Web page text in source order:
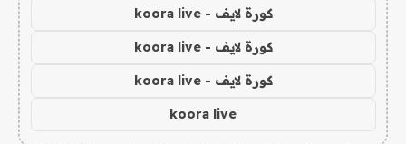
كورة لايف - koora live
كورة لايف - koora live
كورة لايف - koora live
koora live